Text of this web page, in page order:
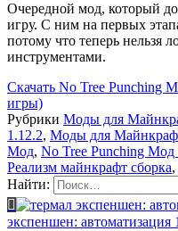
Очередной мод, который
игру. С ним на первых
потому что теперь нельзя
инструментами.
Скачать No Tree Punching
игры)
Рубрики Моды для
1.12.2, Моды для
Мод, No Tree Punching Мод
Реализм майнкрафт сборка,
Найти:
экспеншен: автоматизация